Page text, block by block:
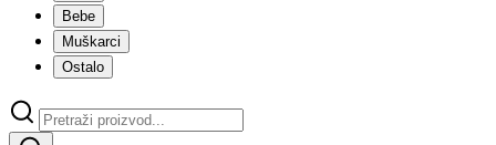
Bebe
Muškarci
Ostalo